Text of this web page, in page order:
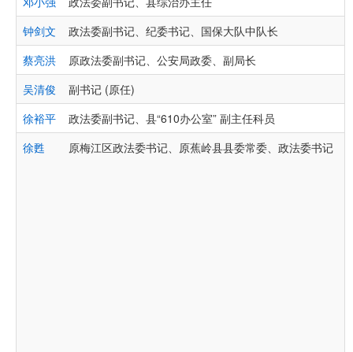
钟剑文
政法委副书记、纪委书记、国保大队中队长
蔡亮洪
原政法委副书记、公安局政委、副局长
吴清俊
副书记 (原任)
徐裕平
政法委副书记、县“610办公室” 副主任科员
徐甦
原梅江区政法委书记、原蕉岭县县委常委、政法委书记